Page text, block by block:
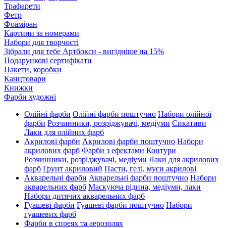
Трафарети
Фетр
Фоаміран
Картини за номерами
Набори для творчості
Зібрали для тебе Артбокси - вигідніше на 15%
Подарункові сертифікати
Пакети, коробки
Канцтовари
Книжки
Фарби художні
Олійні фарби Олійні фарби поштучно Набори олійної
фарби Розчинники, розріджувачі, медіуми Сикативи
Лаки для олійних фарб
Акрилові фарби Акрилові фарби поштучно Набори
акрилових фарб Фарби з ефектами Контури
Розчинники, розріджувачі, медіуми Лаки для акрилових
фарб Грунт акриловий Пасти, гелі, муси акрилові
Акварельні фарби Акварельні фарби поштучно Набори
акварельних фарб Маскуюча рідина, медіуми, лаки
Набори дитячих акварельних фарб
Гуашеві фарби Гуашеві фарби поштучно Набори
гуашевих фарб
Фарби в спреях та аерозолях